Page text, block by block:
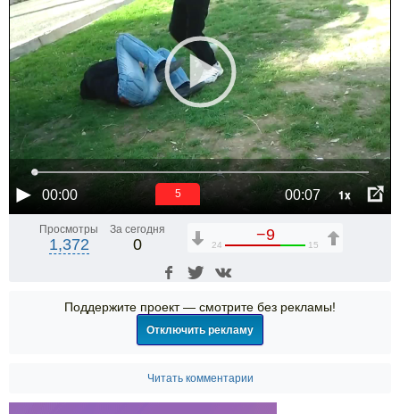
00:00 00:07 1x
5
Просмотры
1,372
За сегодня
0
−9
24 15
Поддержите проект — смотрите без рекламы!
Отключить рекламу
Читать комментарии